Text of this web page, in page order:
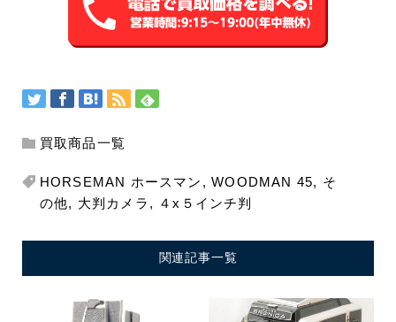
買取商品一覧
HORSEMAN ホースマン ,WOODMAN 45, そ
の他, 大判カメラ , ４x５インチ判
関連記事一覧